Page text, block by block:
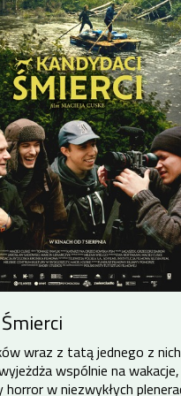
wraz z tatą jednego z
wspólnie na
horror w niezwykłych